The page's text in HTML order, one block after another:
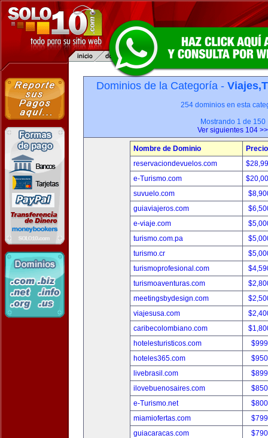
Dominios de la Categoría -
254 dominios en esta
Mostrando 1 de 150
Ver siguientes 104 >>
Nombre de Dominio
Precio
reservaciondevuelos.com
e-Turismo.com
suvuelo.com
guiaviajeros.com
e-viaje.com
turismo.com.pa
turismo.cr
turismoprofesional.com
turismoaventuras.com
meetingsbydesign.com
viajesusa.com
caribecolombiano.com
hotelesturisticos.com
hoteles365.com
livebrasil.com
ilovebuenosaires.com
e-Turismo.net
miamiofertas.com
guiacaracas.com